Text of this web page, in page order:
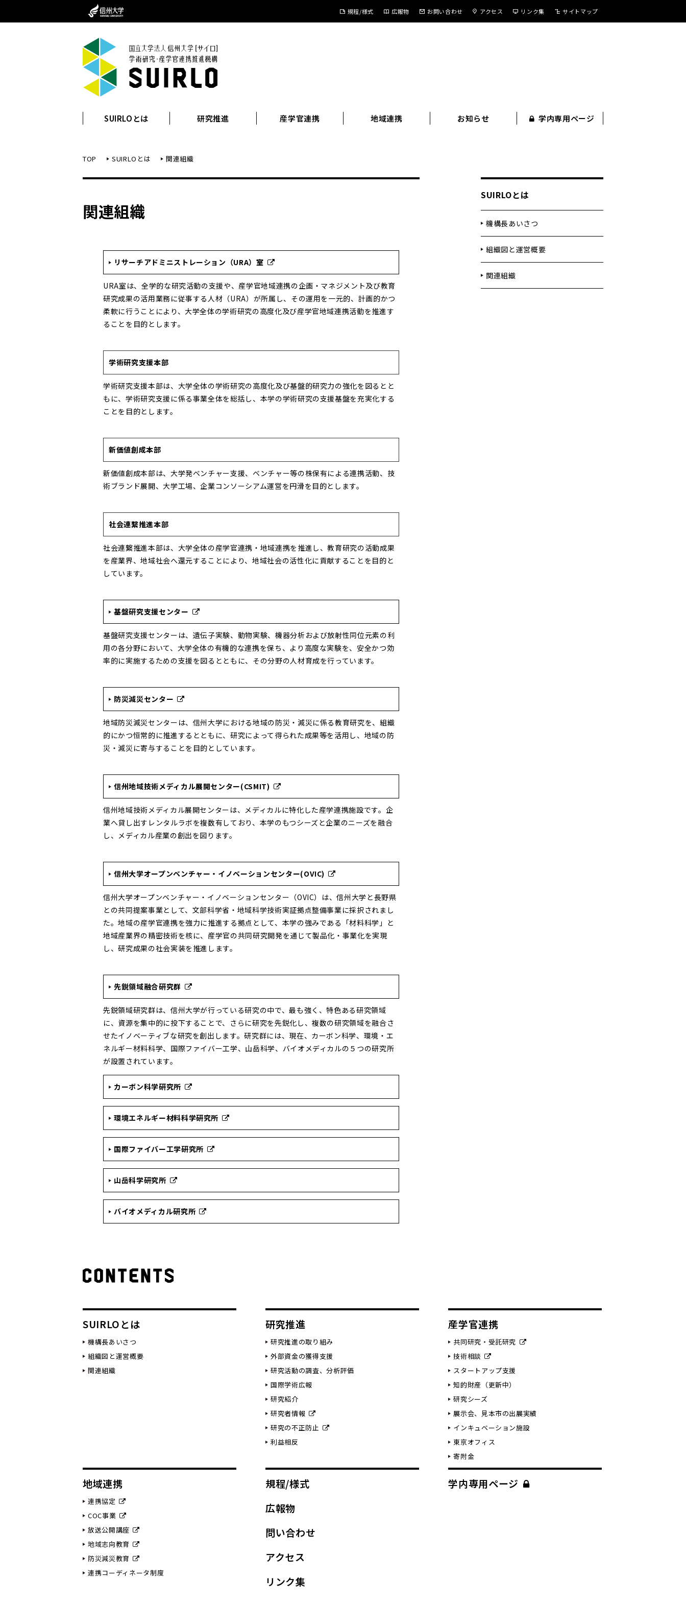
サイトマップ
リンク集
アクセス
お問い合わせ
広報物
規程/様式
SUIRLOとは 研究推進 産学官連携 地域連携 お知らせ 学内専用ページ
TOP SUIRLOとは 関連組織
関連組織
リサーチアドミニストレーション（URA）室
URA室は、全学的な研究活動の支援や、産学官地域連携の企画・マネジメント及び教育
研究成果の活用業務に従事する人材（URA）が所属し、その運用を一元的、計画的かつ
柔軟に行うことにより、大学全体の学術研究の高度化及び産学官地域連携活動を推進す
ることを目的とします。
学術研究支援本部
学術研究支援本部は、大学全体の学術研究の高度化及び基盤的研究力の強化を図るとと
もに、学術研究支援に係る事業全体を総括し、本学の学術研究の支援基盤を充実化する
ことを目的とします。
新価値創成本部
新価値創成本部は、大学発ベンチャー支援、ベンチャー等の株保有による連携活動、技
術ブランド展開、大学工場、企業コンソーシアム運営を円滑を目的とします。
社会連繋推進本部
社会連繋推進本部は、大学全体の産学官連携・地域連携を推進し、教育研究の活動成果
を産業界、地域社会へ還元することにより、地域社会の活性化に貢献することを目的と
しています。
基盤研究支援センター
基盤研究支援センターは、遺伝子実験、動物実験、機器分析および放射性同位元素の利
用の各分野において、大学全体の有機的な連携を保ち、より高度な実験を、安全かつ効
率的に実施するための支援を図るとともに、その分野の人材育成を行っています。
防災減災センター
地域防災減災センターは、信州大学における地域の防災・減災に係る教育研究を、組織
的にかつ恒常的に推進するとともに、研究によって得られた成果等を活用し、地域の防
災・減災に寄与することを目的としています。
信州地域技術メディカル展開センター(CSMIT)
信州地域技術メディカル展開センターは、メディカルに特化した産学連携施設です。企
業へ貸し出すレンタルラボを複数有しており、本学のもつシーズと企業のニーズを融合
し、メディカル産業の創出を図ります。
信州大学オープンベンチャー・イノベーションセンター(OVIC)
信州大学オープンベンチャー・イノベーションセンター（OVIC）は、信州大学と長野県
との共同提案事業として、文部科学省・地域科学技術実証拠点整備事業に採択されまし
た。地域の産学官連携を強力に推進する拠点として、本学の強みである「材料科学」と
地域産業界の精密技術を核に、産学官の共同研究開発を通じて製品化・事業化を実現
し、研究成果の社会実装を推進します。
先鋭領域融合研究群
先鋭領域研究群は、信州大学が行っている研究の中で、最も強く、特色ある研究領域
に、資源を集中的に投下することで、さらに研究を先鋭化し、複数の研究領域を融合さ
せたイノベーティブな研究を創出します。研究群には、現在、カーボン科学、環境・エ
ネルギー材料科学、国際ファイバー工学、山岳科学、バイオメディカルの５つの研究所
が設置されています。
カーボン科学研究所
環境エネルギー材料科学研究所
国際ファイバー工学研究所
山岳科学研究所
バイオメディカル研究所
SUIRLOとは
機構長あいさつ
組織図と運営概要
関連組織
SUIRLOとは
機構長あいさつ
組織図と運営概要
関連組織
研究推進
研究推進の取り組み
外部資金の獲得支援
研究活動の調査、分析評価
国際学術広報
研究紹介
研究者情報
研究の不正防止
利益相反
産学官連携
共同研究・受託研究
技術相談
スタートアップ支援
知的財産（更新中）
研究シーズ
展示会、見本市の出展実績
インキュベーション施設
東京オフィス
寄附金
地域連携
連携協定
COC事業
放送公開講座
地域志向教育
防災減災教育
連携コーディネータ制度
規程/様式
広報物
問い合わせ
アクセス
リンク集
学内専用ページ